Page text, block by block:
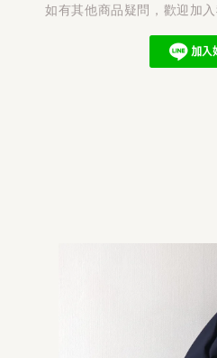
如有其他商品疑問，歡迎加